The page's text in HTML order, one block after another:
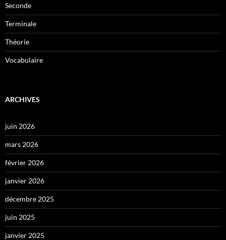
Seconde
Terminale
Théorie
Vocabulaire
ARCHIVES
juin 2026
mars 2026
février 2026
janvier 2026
décembre 2025
juin 2025
janvier 2025